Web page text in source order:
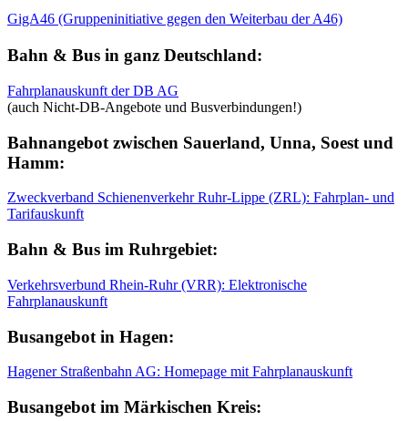
GigA46 (Gruppeninitiative gegen den Weiterbau der A46)
Bahn & Bus in ganz Deutschland:
Fahrplanauskunft der DB AG
(auch Nicht-DB-Angebote und Busverbindungen!)
Bahnangebot zwischen Sauerland, Unna, Soest und
Hamm:
Zweckverband Schienenverkehr Ruhr-Lippe (ZRL): Fahrplan- und
Tarifauskunft
Bahn & Bus im Ruhrgebiet:
Verkehrsverbund Rhein-Ruhr (VRR): Elektronische
Fahrplanauskunft
Busangebot in Hagen:
Hagener Straßenbahn AG: Homepage mit Fahrplanauskunft
Busangebot im Märkischen Kreis: